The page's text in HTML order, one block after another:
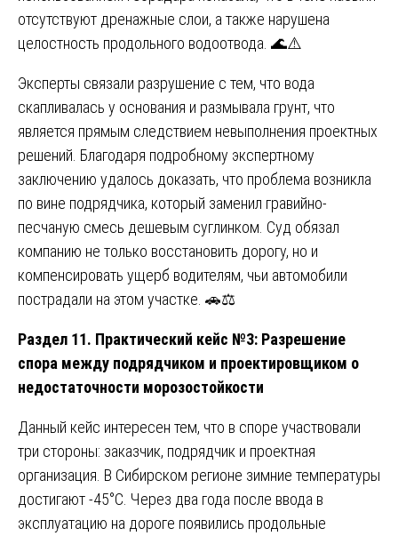
отсутствуют дренажные слои, а также нарушена
целостность продольного водоотвода. 🌊⚠️
Эксперты связали разрушение с тем, что вода
скапливалась у основания и размывала грунт, что
является прямым следствием невыполнения проектных
решений. Благодаря подробному экспертному
заключению удалось доказать, что проблема возникла
по вине подрядчика, который заменил гравийно-
песчаную смесь дешевым суглинком. Суд обязал
компанию не только восстановить дорогу, но и
компенсировать ущерб водителям, чьи автомобили
пострадали на этом участке. 🚗⚖️
Раздел 11. Практический кейс №3: Разрешение
спора между подрядчиком и проектировщиком о
недостаточности морозостойкости
Данный кейс интересен тем, что в споре участвовали
три стороны: заказчик, подрядчик и проектная
организация. В Сибирском регионе зимние температуры
достигают -45°С. Через два года после ввода в
эксплуатацию на дороге появились продольные